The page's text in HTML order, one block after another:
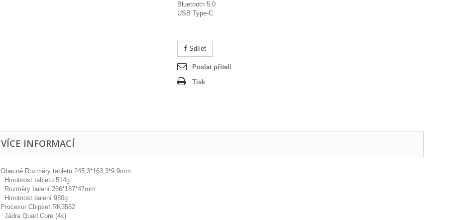
Bluetooth 5.0
USB Type-C
Sdílet
Poslat příteli
Tisk
VÍCE INFORMACÍ
Obecné Rozměry tabletu 245,3*163,3*9,9mm
Hmotnost tabletu 514g
Rozměry balení 266*187*47mm
Hmotnost balení 980g
Procesor Chipset RK3562
Jádra Quad Core (4x)